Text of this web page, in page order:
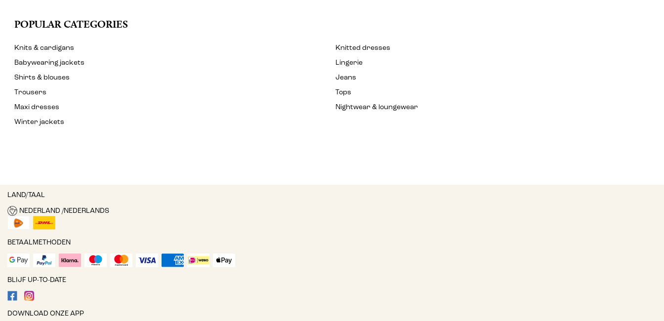
POPULAR CATEGORIES
Knits & cardigans
Knitted dresses
Babywearing jackets
Lingerie
Shirts & blouses
Jeans
Trousers
Tops
Maxi dresses
Nightwear & loungewear
Winter jackets
LAND/TAAL
NEDERLAND /NEDERLANDS
BETAALMETHODEN
BLIJF UP-TO-DATE
DOWNLOAD ONZE APP